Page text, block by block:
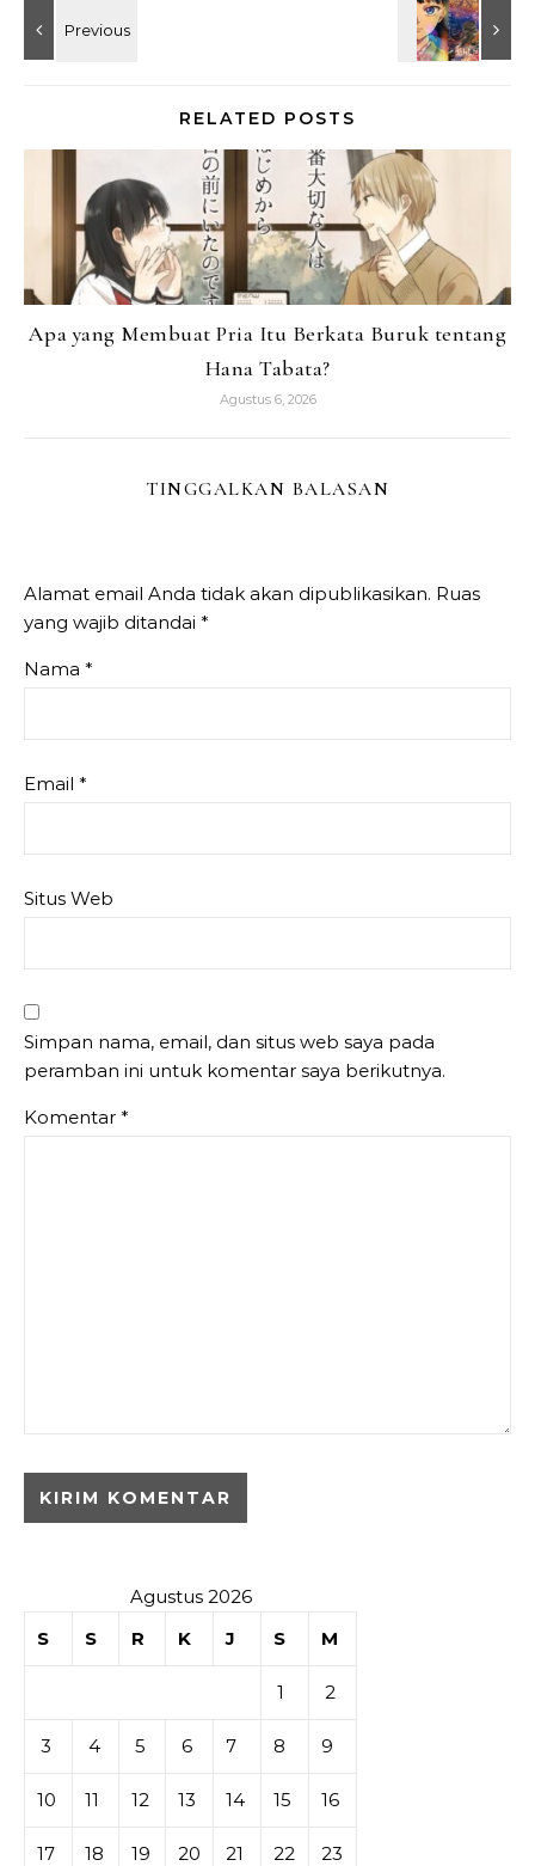
RELATED POSTS
Apa yang Membuat Pria Itu Berkata Buruk tentang
Hana Tabata?
Agustus 6, 2026
TINGGALKAN BALASAN
Alamat email Anda tidak akan dipublikasikan. Ruas
yang wajib ditandai *
Nama *
Email *
Situs Web
Simpan nama, email, dan situs web saya pada
peramban ini untuk komentar saya berikutnya.
Komentar *
Agustus 2026
S
S R K J S M
1 2
3 4 5 6 7 8 9
10 11 12 13 14 15 16
17 18 19 20 21 22 23